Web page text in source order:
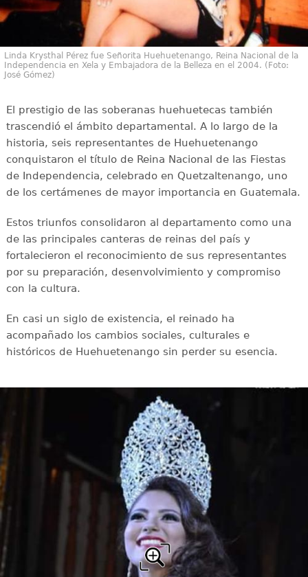
Linda Krysthal Pérez fue Señorita Huehuetenango, Reina Nacional de la
Independencia en Xela y Embajadora de la Belleza en el 2004. (Foto:
José Gómez)
El prestigio de las soberanas huehuetecas también
trascendió el ámbito departamental. A lo largo de la
historia, seis representantes de Huehuetenango
conquistaron el título de Reina Nacional de las Fiestas
de Independencia, celebrado en Quetzaltenango, uno
de los certámenes de mayor importancia en Guatemala.
Estos triunfos consolidaron al departamento como una
de las principales canteras de reinas del país y
fortalecieron el reconocimiento de sus representantes
por su preparación, desenvolvimiento y compromiso
con la cultura.
En casi un siglo de existencia, el reinado ha
acompañado los cambios sociales, culturales e
históricos de Huehuetenango sin perder su esencia.